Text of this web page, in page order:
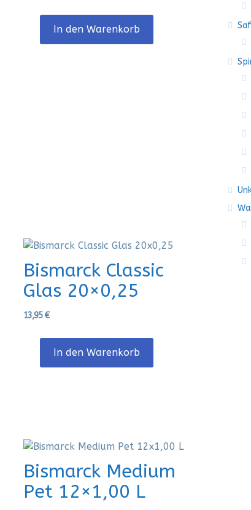
In den Warenkorb
Bismarck Classic
Glas 20×0,25
13,95€
In den Warenkorb
Bismarck Medium
Pet 12×1,00 L